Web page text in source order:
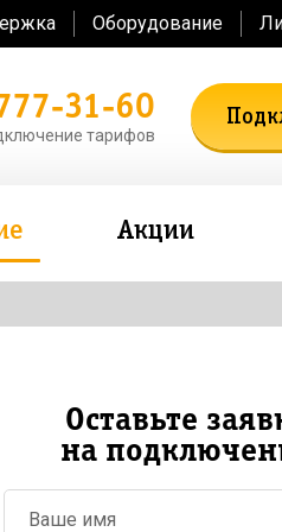
Оборудование
31-60
тарифов
Акции
Оставьте
на